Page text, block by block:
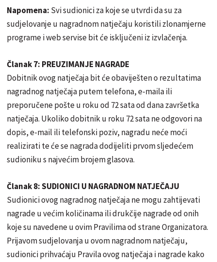
Napomena: Svi sudionici za koje se utvrdi da su za
sudjelovanje u nagradnom natječaju koristili zlonamjerne
programe i web servise bit će isključeni iz izvlačenja.
Članak 7: PREUZIMANJE NAGRADE
Dobitnik ovog natječaja bit će obaviješten o rezultatima
nagradnog natječaja putem telefona, e-maila ili
preporučene pošte u roku od 72 sata od dana završetka
natječaja. Ukoliko dobitnik u roku 72 sata ne odgovori na
dopis, e-mail ili telefonski poziv, nagradu neće moći
realizirati te će se nagrada dodijeliti prvom sljedećem
sudioniku s najvećim brojem glasova.
Članak 8: SUDIONICI U NAGRADNOM NATJEČAJU
Sudionici ovog nagradnog natječaja ne mogu zahtijevati
nagrade u većim količinama ili drukčije nagrade od onih
koje su navedene u ovim Pravilima od strane Organizatora.
Prijavom sudjelovanja u ovom nagradnom natječaju,
sudionici prihvaćaju Pravila ovog natječaja i nagrade kako